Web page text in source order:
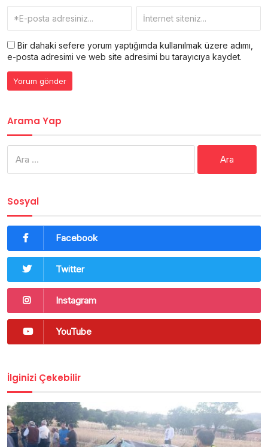
Bir dahaki sefere yorum yaptığımda kullanılmak üzere adımı,
e-posta adresimi ve web site adresimi bu tarayıcıya kaydet.
Arama Yap
Sosyal
Facebook
Twitter
Instagram
YouTube
İlginizi Çekebilir